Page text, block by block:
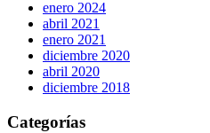
enero 2024
abril 2021
enero 2021
diciembre 2020
abril 2020
diciembre 2018
Categorías